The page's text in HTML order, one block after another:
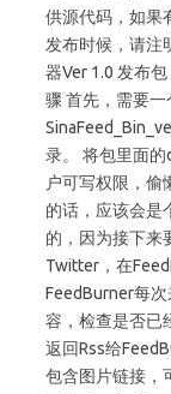
供源代码，如果
发布时候，请注
器Ver 1.0 发布
骤 首先，需要一
录。 将包里面
户可写权限，偷
的话，应该会是
的，因为接下来
Twitter，在
FeedBurner每
容，检查是否已
返回Rss给
包含图片链接，